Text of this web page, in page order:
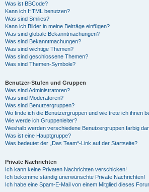
Was ist BBCode?
Kann ich HTML benutzen?
Was sind Smilies?
Kann ich Bilder in meine Beiträge einfügen?
Was sind globale Bekanntmachungen?
Was sind Bekanntmachungen?
Was sind wichtige Themen?
Was sind geschlossene Themen?
Was sind Themen-Symbole?
Benutzer-Stufen und Gruppen
Was sind Administratoren?
Was sind Moderatoren?
Was sind Benutzergruppen?
Wo finde ich die Benutzergruppen und wie trete ich ihnen
Wie werde ich Gruppenleiter?
Weshalb werden verschiedene Benutzergruppen farbig
Was ist eine Hauptgruppe?
Was bedeutet der „Das Team“-Link auf der Startseite?
Private Nachrichten
Ich kann keine Privaten Nachrichten verschicken!
Ich bekomme ständig unerwünschte Private Nachrichten!
Ich habe eine Spam-E-Mail von einem Mitglied dieses